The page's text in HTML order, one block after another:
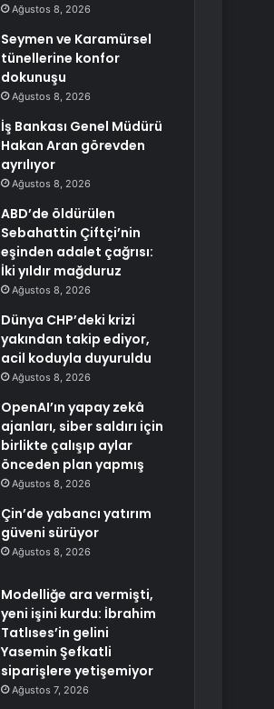
Ağustos 8, 2026
Seymen ve Karamürsel
tünellerine konfor
dokunuşu
Ağustos 8, 2026
İş Bankası Genel Müdürü
Hakan Aran görevden
ayrılıyor
Ağustos 8, 2026
ABD’de öldürülen
Sebahattin Çiftçi’nin
eşinden adalet çağrısı:
İki yıldır mağduruz
Ağustos 8, 2026
Dünya CHP’deki krizi
yakından takip ediyor,
acil koduyla duyuruldu
Ağustos 8, 2026
OpenAI’ın yapay zekâ
ajanları, siber saldırı için
birlikte çalışıp aylar
önceden plan yapmış
Ağustos 8, 2026
Çin’de yabancı yatırım
güveni sürüyor
Ağustos 8, 2026
Modelliğe ara vermişti,
yeni işini kurdu: İbrahim
Tatlıses’in gelini
Yasemin Şefkatli
siparişlere yetişemiyor
Ağustos 7, 2026